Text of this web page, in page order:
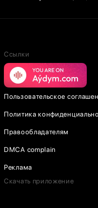
Ссылки
Пользовательское
Политика
Правообладателям
DMCA complain
Реклама
Скачать приложение